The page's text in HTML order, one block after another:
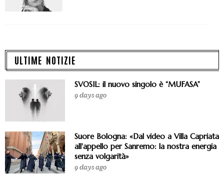
ULTIME NOTIZIE
SVOSIL: il nuovo singolo è “MUFASA”
9 days ago
Suore Bologna: «Dal video a Villa Capriata
all'appello per Sanremo: la nostra energia
senza volgarità»
9 days ago